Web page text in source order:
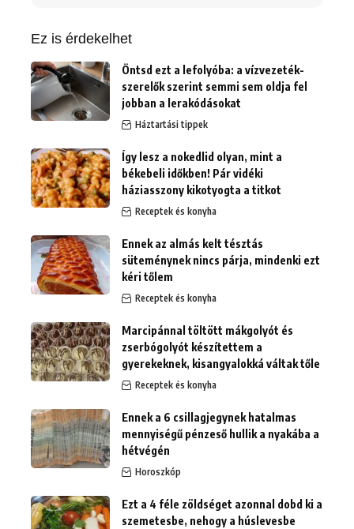
Ez is érdekelhet
Öntsd ezt a lefolyóba: a vízvezeték-
szerelők szerint semmi sem oldja fel
jobban a lerakódásokat
Háztartási tippek
Így lesz a nokedlid olyan, mint a
békebeli időkben! Pár vidéki
háziasszony kikotyogta a titkot
Receptek és konyha
Ennek az almás kelt tésztás
süteménynek nincs párja, mindenki ezt
kéri tőlem
Receptek és konyha
Marcipánnal töltött mákgolyót és
zserbógolyót készítettem a
gyerekeknek, kisangyalokká váltak tőle
Receptek és konyha
Ennek a 6 csillagjegynek hatalmas
mennyiségű pénzeső hullik a nyakába a
hétvégén
Horoszkóp
Ezt a 4 féle zöldséget azonnal dobd ki a
szemetesbe, nehogy a húslevesbe